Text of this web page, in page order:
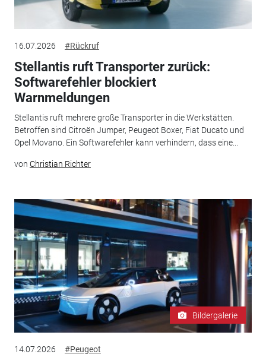
16.07.2026 #Rückruf
Stellantis ruft Transporter zurück:
Softwarefehler blockiert
Warnmeldungen
Stellantis ruft mehrere große Transporter in die Werkstätten.
Betroffen sind Citroën Jumper, Peugeot Boxer, Fiat Ducato und
Opel Movano. Ein Softwarefehler kann verhindern, dass eine...
von Christian Richter
Bildergalerie
14.07.2026 #Peugeot